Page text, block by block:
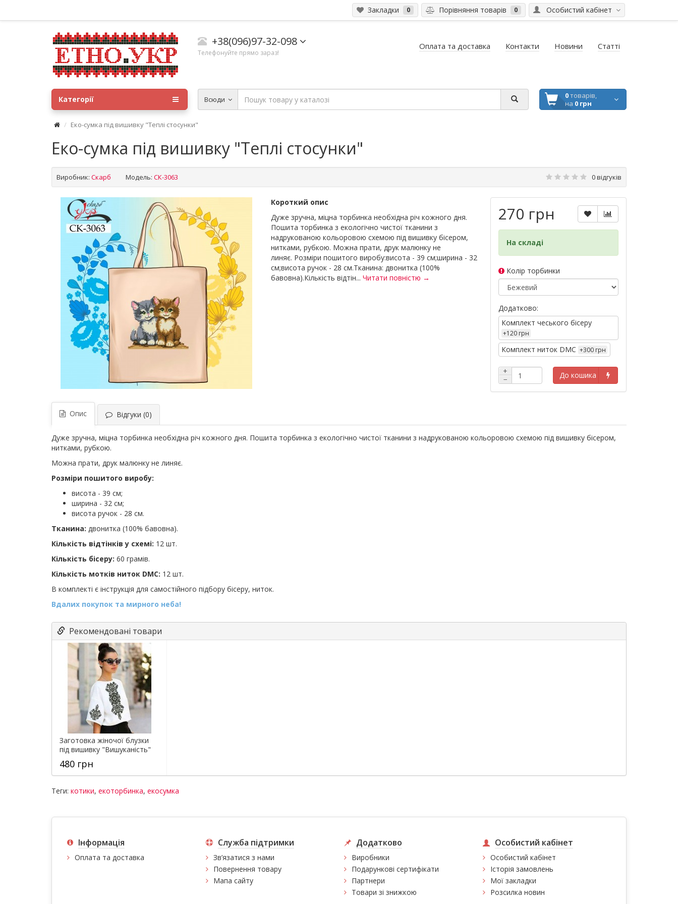
Особистий кабінет
Закладки 0 Порівняння товарів 0
+38(096)97-32-098
Телефонуйте прямо зараз!
Оплата та доставка Контакти Новини Статті
Всюди 0товарів,
на 0 грн
Категорії
Еко-сумка під вишивку "Теплі стосунки"
Еко-сумка під вишивку "Теплі стосунки"
Виробник: Скарб Модель: СК-3063 0 відгуків
Короткий опис
Дуже зручна, міцна торбинка необхідна річ кожного дня.
Пошита торбинка з екологічно чистої тканини з
надрукованою кольоровою схемою під вишивку бісером,
нитками, рубкою. Можна прати, друк малюнку не
линяє. Розміри пошитого виробу:висота - 39 см;ширина - 32
см;висота ручок - 28 см.Тканина: двонитка (100%
бавовна).Кількість відтін... Читати повністю →
270 грн
На складі
Колір торбинки
Додатково:
Комплект чеського бісеру
+120 грн
Комплект ниток DMC +300 грн
+
−
До кошика
Опис Відгуки (0)
Дуже зручна, міцна торбинка необхідна річ кожного дня. Пошита торбинка з екологічно чистої тканини з надрукованою кольоровою схемою під вишивку бісером,
нитками, рубкою.
Можна прати, друк малюнку не линяє.
Розміри пошитого виробу:
висота - 39 см;
ширина - 32 см;
висота ручок - 28 см.
Тканина: двонитка (100% бавовна).
Кількість відтінків у схемі: 12 шт.
Кількість бісеру: 60 грамів.
Кількість мотків ниток DMC: 12 шт.
В комплекті є інструкція для самостійного підбору бісеру, ниток.
Вдалих покупок та мирного неба!
Рекомендовані товари
Заготовка жіночої блузки
під вишивку "Вишуканість"
480 грн
Теги: котики, екоторбинка, екосумка
Інформація
Оплата та доставка
Служба підтримки
Зв’язатися з нами
Повернення товару
Мапа сайту
Додатково
Виробники
Подарункові сертифікати
Партнери
Товари зі знижкою
Особистий кабінет
Особистий кабінет
Історія замовлень
Мої закладки
Розсилка новин